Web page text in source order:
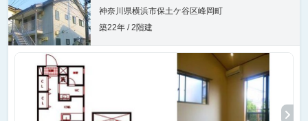
神奈川県横浜市保土ケ谷区峰岡町
築22年 / 2階建